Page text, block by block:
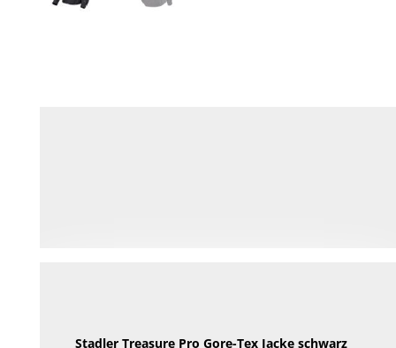
Stadler Treasure Pro Gore-Tex Jacke schwarz